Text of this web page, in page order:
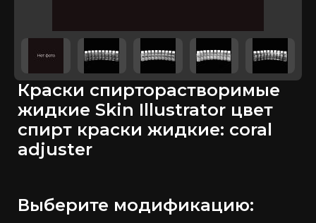
Краски спирторастворимые
жидкие Skin Illustrator цвет
спирт краски жидкие: coral
adjuster
Выберите модификацию: